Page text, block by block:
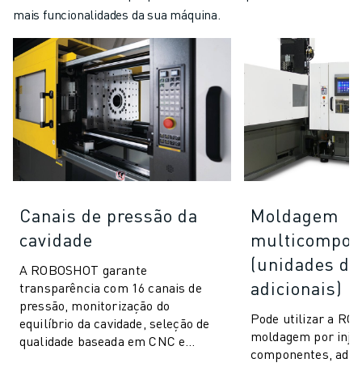
mais funcionalidades da sua máquina.
Canais de pressão da
cavidade
A ROBOSHOT garante
transparência com 16 canais de
pressão, monitorização do
equilíbrio da cavidade, seleção de
qualidade baseada em CNC e
Moldagem
(unidades
adicionais)
Pode utilizar a
moldagem por
componentes,